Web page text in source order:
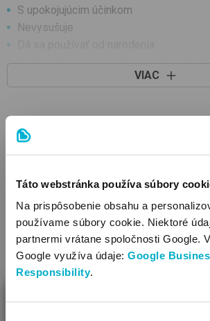
Táto webstránka používa súbory
Na prispôsobenie obsahu a
používame súbory cookie. Niektoré
partnermi vrátane spoločnosti Google.
Google využíva údaje: Google
Responsibility.
S upokojujúcim účinkom
Nevysušuje
Doporučené pre: na ochranu citlivých
(zadoček bábätka, záhyby, podpazušie)
Bez alkoholu
Prírodné zložky (%): 95
Bez mydla
Bez minerálneho oleja
Bez ftalátov
Bez umelých farbív
Bez mikroplastov
Bez SLS
VIAC
SÚVISIACE PRODUKTY